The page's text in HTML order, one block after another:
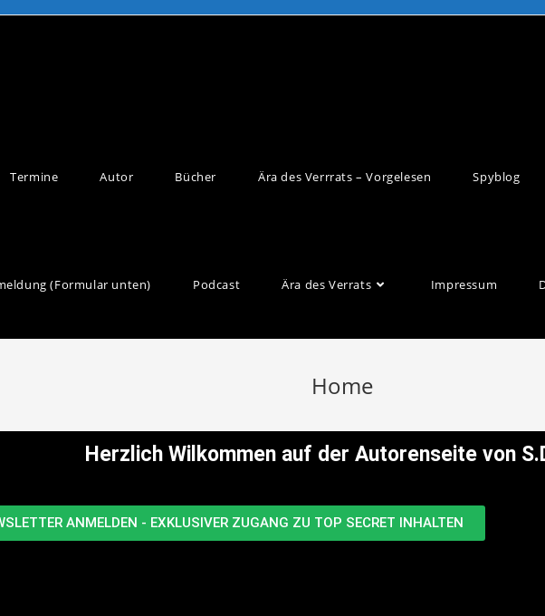
Termine Autor Bücher Ära des Verrrats – Vorgelesen Spyblog
(Formular unten) Podcast Ära des Verrats Impressum
Home
Herzlich Wilkommen auf der Autorenseite von
ANMELDEN - EXKLUSIVER ZUGANG ZU TOP SECRET INHALTEN